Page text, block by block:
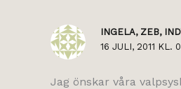
INGELA, ZEB,
16 JULI, 2011 KL.
Jag önskar våra